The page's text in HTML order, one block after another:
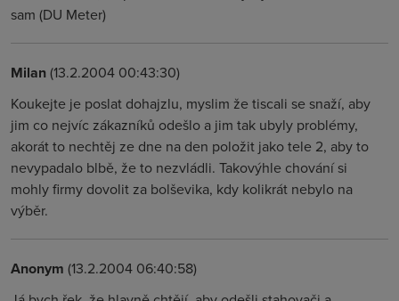
sam (DU Meter)
Milan(13.2.2004 00:43:30)
Koukejte je poslat dohajzlu, myslim že tiscali se snaží, aby
jim co nejvíc zákazníků odešlo a jim tak ubyly problémy,
akorát to nechtěj ze dne na den položit jako tele 2, aby to
nevypadalo blbě, že to nezvládli. Takovýhle chování si
mohly firmy dovolit za bolševika, kdy kolikrát nebylo na
výběr.
Anonym (13.2.2004 06:40:58)